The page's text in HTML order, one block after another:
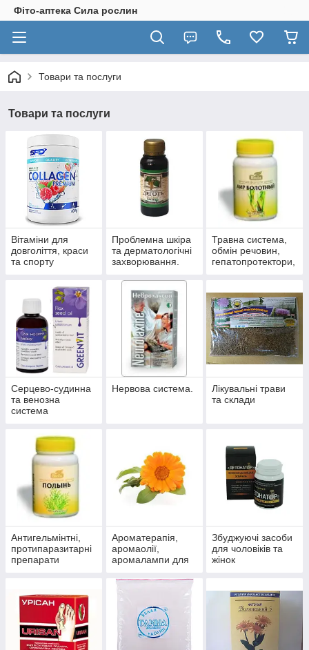
Фіто-аптека Сила рослин
Товари та послуги
Товари та послуги
Вітаміни для
довголіття, краси
та спорту
Проблемна шкіра
та дерматологічні
захворювання.
Травна система,
обмін речовин,
гепатопротектори,
Серцево-судинна
та венозна
система
Нервова система.
Лікувальні трави
та склади
Антигельмінтні,
протипаразитарні
препарати
Ароматерапія,
аромаолії,
аромалампи для
приміщень
Збуджуючі засоби
для чоловіків та
жінок